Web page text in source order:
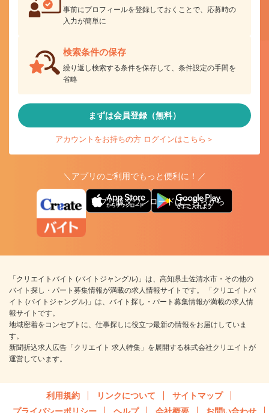
事前にプロフィールを登録しておくことで、応募時の
入力が簡単に
検索条件の保存
繰り返し検索する条件を保存して、条件設定の手間を
省略
まずは会員登録（無料）
アカウントをお持ちの方 ログインはこちら＞
＼アプリのご利用でもっと便利に！／
アプリ版ダウンロードはこちらから
「クリエイトバイト (バイトジャングル)」は、高知県土佐清水市・その他の
バイト探し・パート募集情報が満載の求人情報サイトです。 「クリエイトバ
イト (バイトジャングル)」は、バイト探し・パート募集情報が満載の求人情
報サイトです。
地域密着をコンセプトに、仕事探しに役立つ最新の情報をお届けしていま
す。
新聞折込求人広告「クリエイト 求人特集」を展開する株式会社クリエイトが
運営しています。
利用規約 リンクについて
サイトマップ
プライバシーポリシー
ヘルプ 会社概要 お問い合わせ